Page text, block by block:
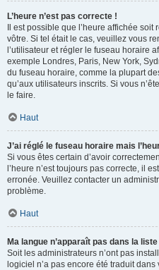
L’heure n’est pas correcte !
Il est possible que l’heure affichée
vôtre. Si tel était le cas, veuillez vous
l’utilisateur et régler le fuseau horaire
exemple Londres, Paris, New York,
du fuseau horaire, comme la plupart
qu’aux utilisateurs inscrits. Si vous
le faire.
Haut
J’ai réglé le fuseau horaire mais
Si vous êtes certain d’avoir
l’heure n’est toujours pas correcte, il
erronée. Veuillez contacter un
problème.
Haut
Ma langue n’apparaît pas dans la liste
Soit les administrateurs n’ont pas
logiciel n’a pas encore été traduit